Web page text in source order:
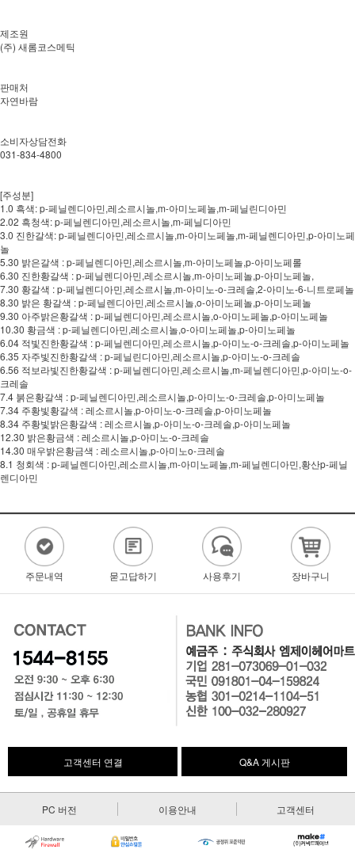
제조원
(주) 새롬코스메틱
판매처
자연바람
소비자상담전화
031-834-4800
[주성분]
1.0 흑색: p-페닐렌디아민,레소르시놀,m-아미노페놀,m-페닐린디아민
2.02 흑청색: p-페닐렌디아민,레소르시놀,m-페닐디아민
3.0 진한갈색: p-페닐렌디아민,레소르시놀,m-아미노페놀,m-페닐렌디아민,p-아미노페
놀
5.30 밝은갈색 : p-페닐렌디아민,레소르시놀,m-아미노페놀,p-아미노페롤
6.30 진한황갈색 : p-페닐렌디아민,레소르시놀,m-아미노페놀,p-아미노페놀,
7.30 황갈색 : p-페닐렌디아민,레소르시놀,m-아미노-o-크레솔,2-아미노-6-니트로페놀
8.30 밝은 황갈색 : p-페닐렌디아민,레소르시놀,o-아미노페놀,p-아미노페놀
9.30 아주밝은황갈색 : p-페닐렌디아민,레소르시놀,o-아미노페놀,p-아미노페놀
10.30 황금색 : p-페닐렌디아민,레소르시놀,o-아미노페놀,p-아미노페놀
6.04 적빛진한황갈색 : p-페닐렌디아민,레소르시놀,p-아미노-o-크레솔,p-아미노페놀
6.35 자주빛진한황갈색 : p-페닐린디아민,레소르시놀,p-아미노-o-크레솔
6.56 적보라빛진한황갈색 : p-페닐렌디아민,레소르시놀,m-페닐렌디아민,p-아미노-o-
크레솔
7.4 붉은황갈색 : p-페닐렌디아민,레소르시놀,p-아미노-o-크레솔,p-아미노페놀
7.34 주황빛황갈색 : 레소르시놀,p-아미노-o-크레솔,p-아미노페놀
8.34 주황빛밝은황갈색 : 레소르시놀,p-아미노-o-크레솔,p-아미노페놀
12.30 밝은황금색 : 레소르시놀,p-아미노-o-크레솔
14.30 매우밝은황금색 : 레소르시놀,p-아미노o-크레솔
8.1 청회색 : p-페닐렌디아민,레소르시놀,m-아미노페놀,m-페닐렌디아민,황산p-페닐
렌디아민
주문내역 묻고답하기 사용후기 장바구니
고객센터 연결 Q&A 게시판
PC 버전 이용안내 고객센터